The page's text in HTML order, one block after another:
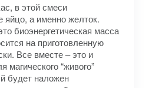
в этой смеси
яйцо, а именно желток.
биоэнергетическая масса
на приготовленную
Все вместе – это и
магического “живого”
будет наложен